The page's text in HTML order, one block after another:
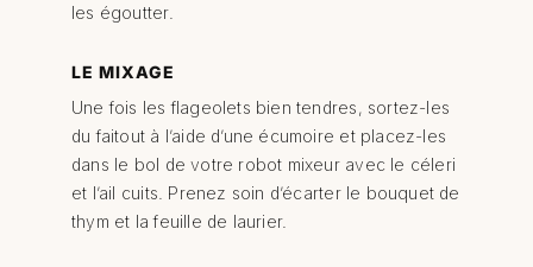
les égoutter.
LE MIXAGE
Une fois les flageolets bien tendres, sortez-les
du faitout à l’aide d’une écumoire et placez-les
dans le bol de votre robot mixeur avec le céleri
et l’ail cuits. Prenez soin d’écarter le bouquet de
thym et la feuille de laurier.